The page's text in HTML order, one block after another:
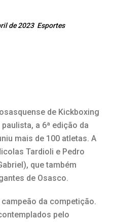
de 2023 Esportes
de Kickboxing
a 6ª edição da
mais de 100 atletas. A
Tardioli e Pedro
que também
de Osasco.
da competição.
pelo